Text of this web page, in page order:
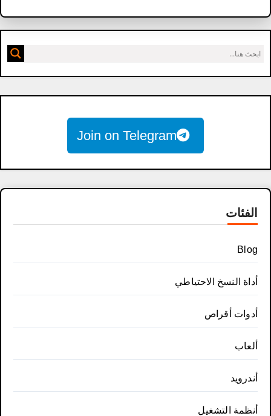
Join on Telegram
الفئات
Blog
أداة النسخ الاحتياطي
أدوات أقراص
ألعاب
أندرويد
أنظمة التشغيل